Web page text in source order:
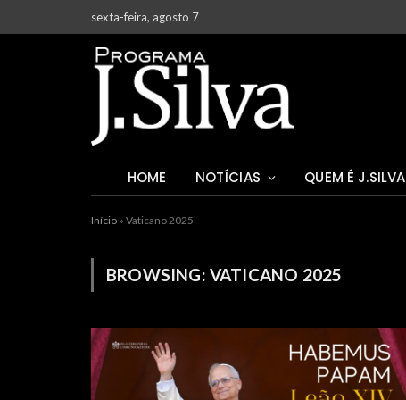
sexta-feira, agosto 7
HOME NOTÍCIAS QUEM É J.SILVA
Início » Vaticano 2025
BROWSING: VATICANO 2025